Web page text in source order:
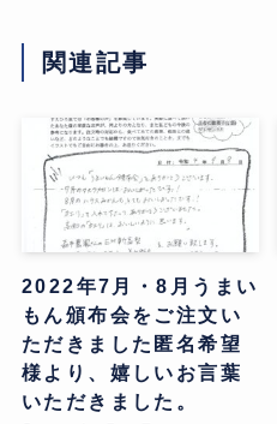
関連記事
2022年7月・8月うまい
もん頒布会をご注文い
ただきました匿名希望
様より、嬉しいお言葉
いただきました。